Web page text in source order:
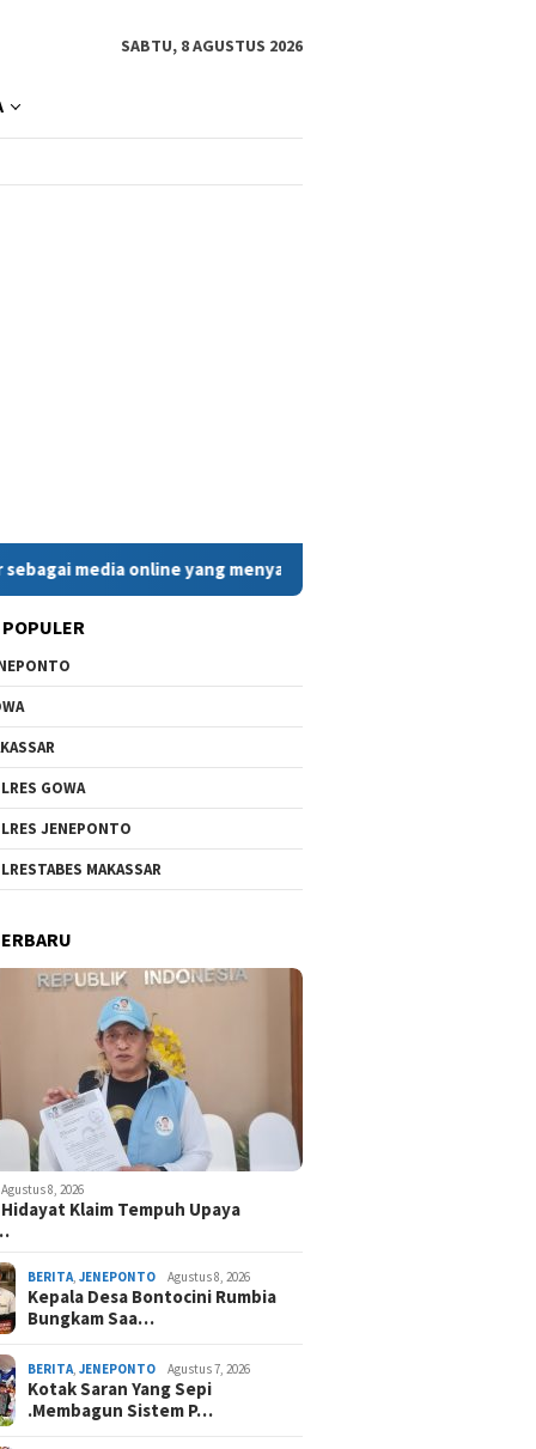
SABTU, 8 AGUSTUS 2026
online yang menyajikan berita cepat, faktual, dan
GOWA
JENEPONTO
MAKASSAR
Agustus 8, 2026
Klaim Tempuh Upaya
BERITA ,JENEPONTO Agustus 8, 2026
Kepala Desa Bontocini Rumbia
Bungkam Saa…
BERITA ,JENEPONTO Agustus 7, 2026
Kotak Saran Yang Sepi
.Membagun Sistem P…